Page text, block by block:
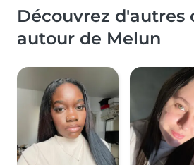
Découvrez d'autres
autour de Melun